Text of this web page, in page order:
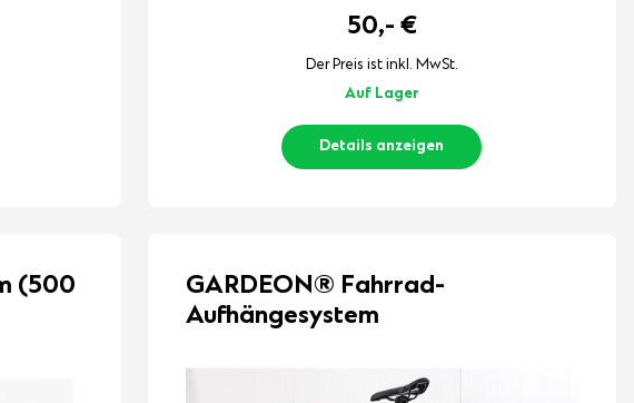
50,- €
Der Preis ist inkl. MwSt.
Auf Lager
Details anzeigen
(500
GARDEON® Fahrrad-
Aufhängesystem